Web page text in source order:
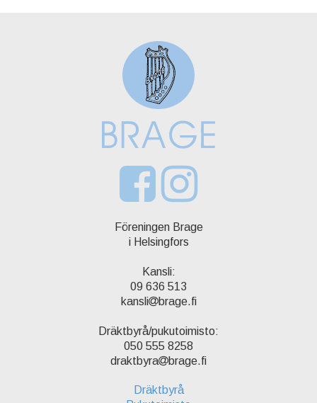
Föreningen Brage
i Helsingfors
Kansli:
09 636 513
kansli
brage.fi
Dräktbyrå/pukutoimisto:
050 555 8258
draktbyra
brage.fi
Dräktbyrå